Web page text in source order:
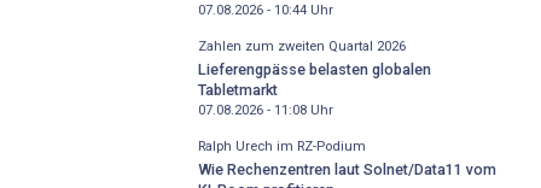
07.08.2026 - 10:44Uhr
Zahlen zum zweiten Quartal 2026
Lieferengpässe belasten globalen
Tabletmarkt
07.08.2026 - 11:08Uhr
Ralph Urech im RZ-Podium
Wie Rechenzentren laut Solnet/Data11 vom